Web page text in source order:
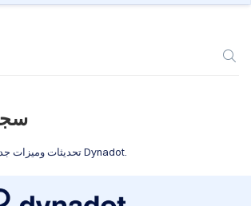
تحديثات وميزات جديدة لمنتجات وخدمات Dynadot.